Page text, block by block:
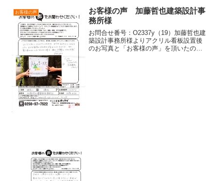
お客様の声
お客様の声 加藤哲也建築設計事
務所様
お問合せ番号：O2337y（19）加藤哲也建
築設計事務所様よりアクリル看板設置後
のお写真と「お客様の声」を頂いたので